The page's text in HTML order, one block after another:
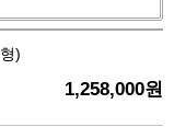
)
1,258,000원